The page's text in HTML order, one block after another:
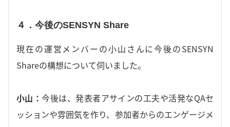
４．今後のSENSYN Share
現在の運営メンバーの小山さんに今後のSENSYN
Shareの構想について伺いました。
小山：今後は、発表者アサインの工夫や活発なQAセ
ッションや雰囲気を作り、参加者からのエンゲージメ